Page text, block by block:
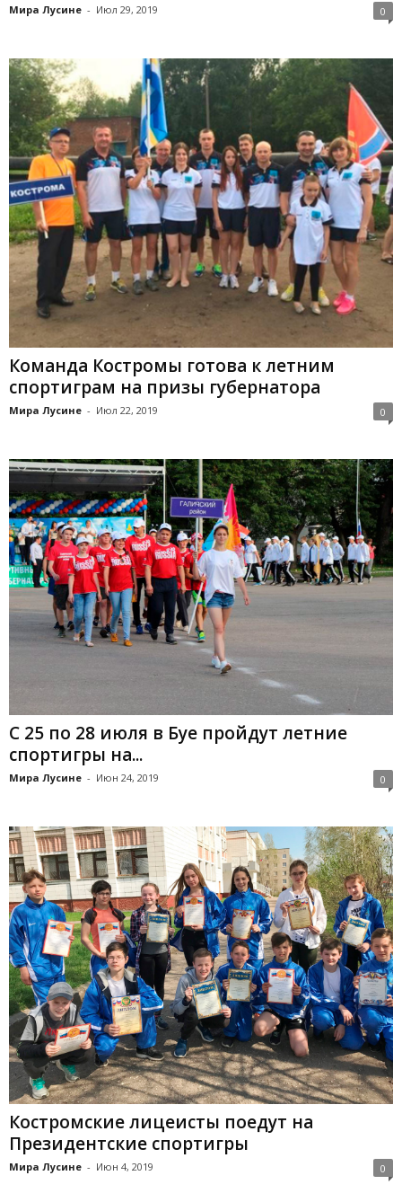
Мира Лусине - Июл 29, 2019 0
Команда Костромы готова к летним
спортиграм на призы губернатора
Мира Лусине - Июл 22, 2019 0
С 25 по 28 июля в Буе пройдут летние
спортигры на...
Мира Лусине - Июн 24, 2019 0
Костромские лицеисты поедут на
Президентские спортигры
Мира Лусине - Июн 4, 2019 0